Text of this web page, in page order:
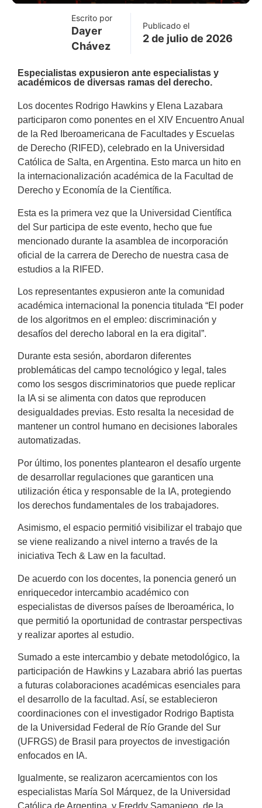
Escrito por
Dayer
Chávez
Publicado el
2 de julio de 2026
Especialistas expusieron ante especialistas y
académicos de diversas ramas del derecho.
Los docentes Rodrigo Hawkins y Elena Lazabara
participaron como ponentes en el XIV Encuentro Anual
de la Red Iberoamericana de Facultades y Escuelas
de Derecho (RIFED), celebrado en la Universidad
Católica de Salta, en Argentina. Esto marca un hito en
la internacionalización académica de la Facultad de
Derecho y Economía de la Científica.
Esta es la primera vez que la Universidad Científica
del Sur participa de este evento, hecho que fue
mencionado durante la asamblea de incorporación
oficial de la carrera de Derecho de nuestra casa de
estudios a la RIFED.
Los representantes expusieron ante la comunidad
académica internacional la ponencia titulada “El poder
de los algoritmos en el empleo: discriminación y
desafíos del derecho laboral en la era digital”.
Durante esta sesión, abordaron diferentes
problemáticas del campo tecnológico y legal, tales
como los sesgos discriminatorios que puede replicar
la IA si se alimenta con datos que reproducen
desigualdades previas. Esto resalta la necesidad de
mantener un control humano en decisiones laborales
automatizadas.
Por último, los ponentes plantearon el desafío urgente
de desarrollar regulaciones que garanticen una
utilización ética y responsable de la IA, protegiendo
los derechos fundamentales de los trabajadores.
Asimismo, el espacio permitió visibilizar el trabajo que
se viene realizando a nivel interno a través de la
iniciativa Tech & Law en la facultad.
De acuerdo con los docentes, la ponencia generó un
enriquecedor intercambio académico con
especialistas de diversos países de Iberoamérica, lo
que permitió la oportunidad de contrastar perspectivas
y realizar aportes al estudio.
Sumado a este intercambio y debate metodológico, la
participación de Hawkins y Lazabara abrió las puertas
a futuras colaboraciones académicas esenciales para
el desarrollo de la facultad. Así, se establecieron
coordinaciones con el investigador Rodrigo Baptista
de la Universidad Federal de Río Grande del Sur
(UFRGS) de Brasil para proyectos de investigación
enfocados en IA.
Igualmente, se realizaron acercamientos con los
especialistas María Sol Márquez, de la Universidad